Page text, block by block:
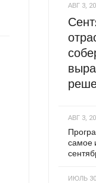
АВГ 3,
АВГ 3,
самое
ИЮЛЬ